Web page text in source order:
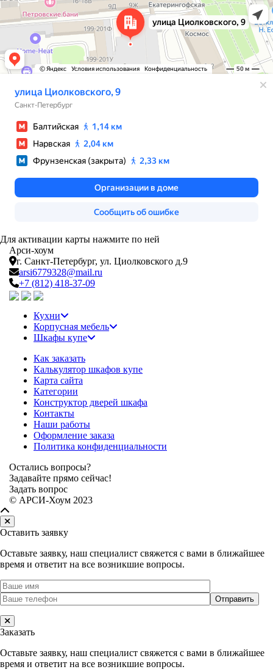
Для активации карты нажмите по ней
Арси-хоум
г. Санкт-Петербург, ул. Циолковского д.9
arsi6779328@mail.ru
+7 (812) 418-37-09
Кухни
Корпусная мебель
Шкафы купе
Как заказать
Калькулятор шкафов купе
Карта сайта
Категории
Конструктор дверей шкафа
Контакты
Наши работы
Оформление заказа
Политика конфиденциальности
Остались вопросы?
Задавайте прямо сейчас!
Задать вопрос
© АРСИ-Хоум 2023
Оставить заявку
Оставьте заявку, наш специалист свяжется с вами в ближайшее
время и ответит на все возникшие вопросы.
Заказать
Оставьте заявку, наш специалист свяжется с вами в ближайшее
время и ответит на все возникшие вопросы.